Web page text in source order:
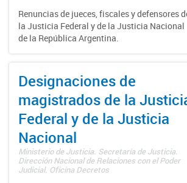
Renuncias de jueces, fiscales y defensores
la Justicia Federal y de la Justicia Nacional
de la República Argentina.
Designaciones de
magistrados de la
Federal y de la Justicia
Nacional
Ministerio de Justicia. Secretaría de Justicia.
Dirección Nacional de Relaciones con el Poder
Judicial. Oficina Decretos